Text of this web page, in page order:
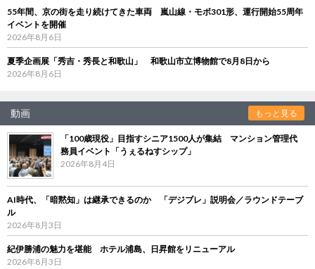
55年間、京の街を走り続けてきた車両 嵐山線・モボ301形、運行開始55周年
イベントを開催
2026年8月6日
夏季企画展「秀吉・秀長と和歌山」 和歌山市立博物館で8月8日から
2026年8月6日
動画 もっと見る
「100歳現役」目指すシニア1500人が集結 マンション管理代
務員イベント「うぇるねすシップ」
2026年8月4日
AI時代、「暗黙知」は継承できるのか 「デジブレ」説明会／ラウンドテーブ
ル
2026年8月3日
紀伊勝浦の魅力を堪能 ホテル浦島、日昇館をリニューアル
2026年8月3日